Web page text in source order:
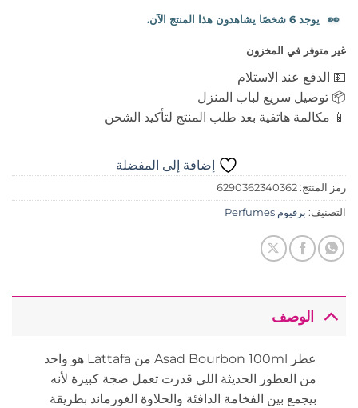
👀 يوجد 6 شخصًا يشاهدون هذا المنتج الآن.
غير متوفر في المخزون
💵 الدفع عند الاستلام
📦 توصيل سريع لباب المنزل
📱 مكالمة هاتفية بعد طلب المنتج لتأكيد الشحن
إضافة إلى المفضلة
رمز المنتج: 6290362340362
التصنيف: برفيوم Perfumes
الوصف
عطر Asad Bourbon 100ml من Lattafa هو واحد
من العطور الحديثة اللي قدرت تعمل ضجة كبيرة لأنه
بيجمع بين الفخامة الدافئة والحلاوة الغورماند بطريقة